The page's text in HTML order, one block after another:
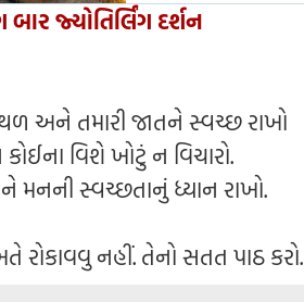
બાર જ્યોતિર્લિંગ દર્શન
અને તમારી જાતને સ્વચ્છ રાખો
વિશે ખોટું ન વિચારો.
સ્વચ્છતાનું ધ્યાન રાખો.
રોકાવવુ નહીં. તેનો સતત પાઠ કરો.